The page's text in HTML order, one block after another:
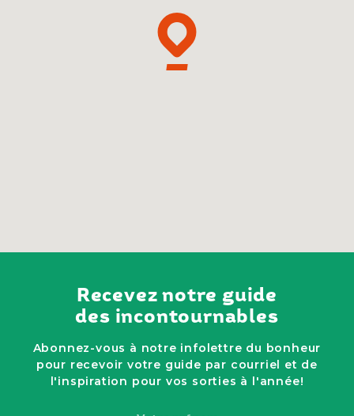
Recevez notre guide
des incontournables
Abonnez-vous à notre infolettre du bonheur
pour recevoir votre guide par courriel et de
l'inspiration pour vos sorties à l'année!